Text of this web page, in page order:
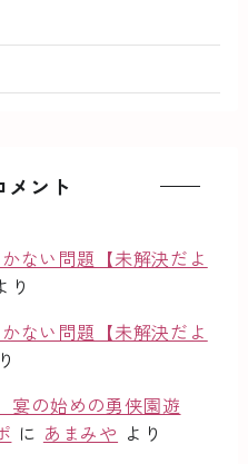
メント
ない問題【未解決だよ
り
ない問題【未解決だよ
宴の始めの勇侠園遊
に あまみや より